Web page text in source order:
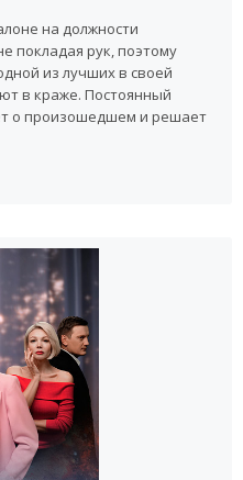
на должности
покладая рук, поэтому
из лучших в своей
в краже. Постоянный
о произошедшем и решает